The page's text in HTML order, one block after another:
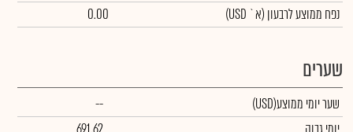
נפח ממוצע לרבעון (א` USD)
0.00
שערים
שער יומי ממוצע(USD)
--